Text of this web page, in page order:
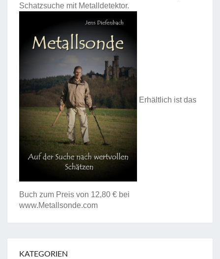
Schatzsuche mit Metalldetektor.
Erhältlich ist das
Buch zum Preis von 12,80 € bei
www.Metallsonde.com
KATEGORIEN